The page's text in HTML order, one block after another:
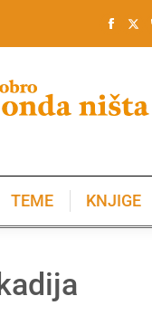
TEME KNJIGE
KNJIGE